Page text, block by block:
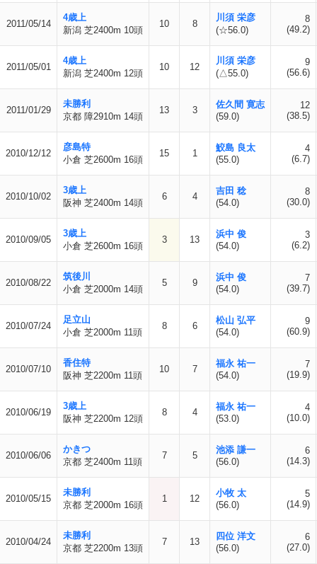
2011/05/14
4歳上
新潟 芝2400m 10頭
10 8
川須 栄彦
(☆56.0)
8
(49.2)
2011/05/01
4歳上
新潟 芝2400m 12頭
10 12
川須 栄彦
(△55.0)
9
(56.6)
2011/01/29
未勝利
京都 障2910m 14頭
13 3
佐久間 寛志
(59.0)
12
(38.5)
2010/12/12
彦島特
小倉 芝2600m 16頭
15 1
鮫島 良太
(55.0)
4
(6.7)
2010/10/02
3歳上
阪神 芝2400m 14頭
6 4
吉田 稔
(54.0)
8
(30.0)
2010/09/05
3歳上
小倉 芝2600m 16頭
3 13
浜中 俊
(54.0)
3
(6.2)
2010/08/22
筑後川
小倉 芝2000m 14頭
5 9
浜中 俊
(54.0)
7
(39.7)
2010/07/24
足立山
小倉 芝2000m 11頭
8 6
松山 弘平
(54.0)
9
(60.9)
2010/07/10
香住特
阪神 芝2200m 11頭
10 7
福永 祐一
(54.0)
7
(19.9)
2010/06/19
3歳上
阪神 芝2200m 12頭
8 4
福永 祐一
(53.0)
4
(10.0)
2010/06/06
かきつ
京都 芝2400m 11頭
7 5
池添 謙一
(56.0)
6
(14.3)
2010/05/15
未勝利
京都 芝2000m 16頭
1 12
小牧 太
(56.0)
5
(14.9)
2010/04/24
未勝利
京都 芝2200m 13頭
7 13
四位 洋文
(56.0)
6
(27.0)